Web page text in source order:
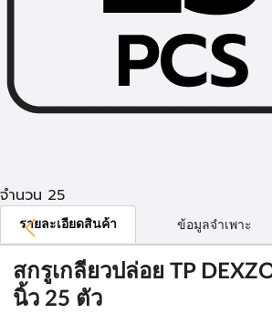
จำนวน 25
รายละเอียดสินค้า ข้อมูลจำเพาะ
สกรูเกลียวปล่อย TP
นิ้ว 25 ตัว